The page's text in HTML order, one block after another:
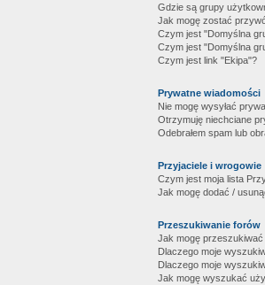
Gdzie są grupy
Jak mogę zostać
Czym jest "Domyślna
Czym jest "Domyślna
Czym jest link "Ekipa"?
Prywatne wiadomości
Nie mogę wysyłać
Otrzymuję niechciane
Odebrałem spam lub
Przyjaciele i wrogowie
Czym jest moja lista
Jak mogę dodać /
Przeszukiwanie forów
Jak mogę przeszukiwać
Dlaczego moje
Dlaczego moje
Jak mogę wyszukać